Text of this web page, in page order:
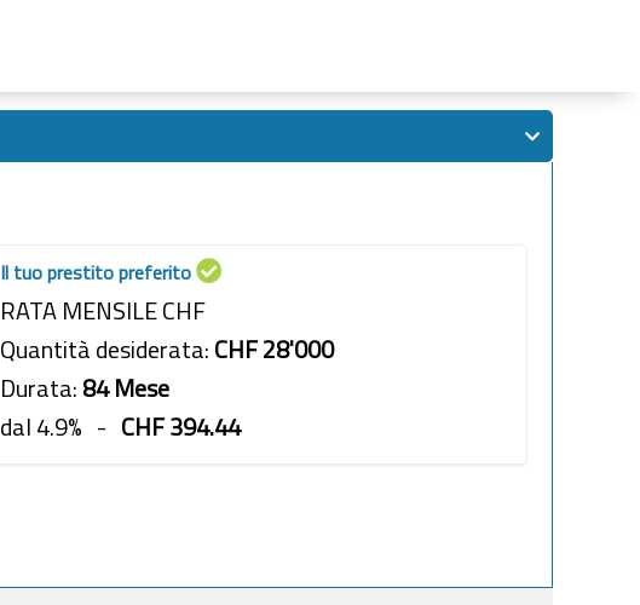
Il tuo prestito preferito
RATA MENSILE CHF
Quantità desiderata:CHF28'000
Durata:84Mese
dal 4.9% - CHF394.44